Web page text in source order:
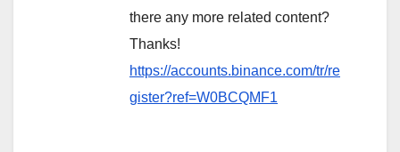
there any more related content?
Thanks!
https://accounts.binance.com/tr/re
gister?ref=W0BCQMF1